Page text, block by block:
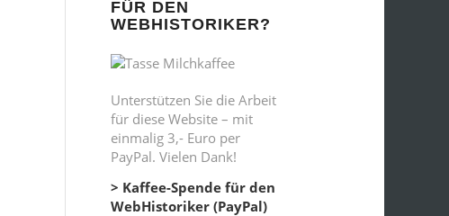
FÜR DEN
WEBHISTORIKER?
Unterstützen Sie die Arbeit
für diese Website – mit
einmalig 3,- Euro per
PayPal. Vielen Dank!
> Kaffee-Spende für den
WebHistoriker (PayPal)